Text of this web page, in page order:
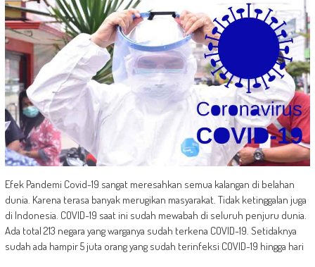
Efek Pandemi Covid-19 sangat meresahkan semua kalangan di belahan
dunia. Karena terasa banyak merugikan masyarakat. Tidak ketinggalan juga
di Indonesia. COVID-19 saat ini sudah mewabah di seluruh penjuru dunia.
Ada total 213 negara yang warganya sudah terkena COVID-19. Setidaknya
sudah ada hampir 5 juta orang yang sudah terinfeksi COVID-19 hingga hari